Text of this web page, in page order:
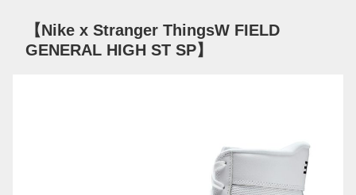
【Nike x Stranger ThingsW FIELD
GENERAL HIGH ST SP】